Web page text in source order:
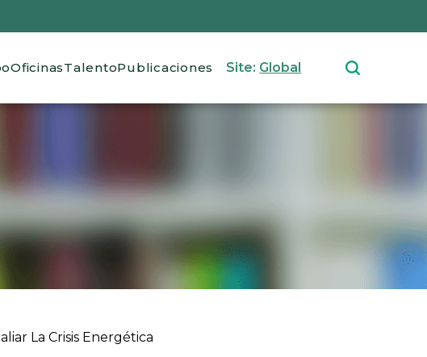
OficinasTalentoPublicaciones Site: Global
La Crisis Energética